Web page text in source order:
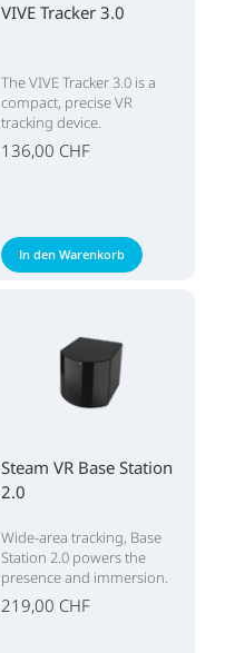
VIVE Tracker 3.0
The VIVE Tracker 3.0 is a
compact, precise VR
tracking device.
136,00 CHF
In den Warenkorb
Steam VR Base Station
2.0
Wide-area tracking, Base
Station 2.0 powers the
presence and immersion.
219,00 CHF